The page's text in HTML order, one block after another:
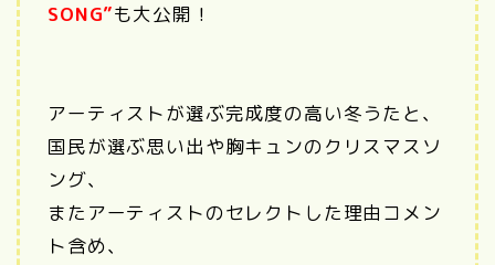
SONG”も大公開！
アーティストが選ぶ完成度の高い冬うたと、
国民が選ぶ思い出や胸キュンのクリスマスソ
ング、
またアーティストのセレクトした理由コメン
ト含め、